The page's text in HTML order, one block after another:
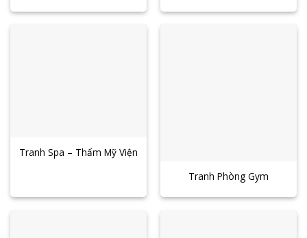
Tranh Spa – Thẩm Mỹ Viện
Tranh Phòng Gym